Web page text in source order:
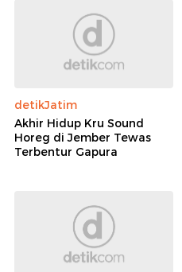
detikJatim
Akhir Hidup Kru Sound
Horeg di Jember Tewas
Terbentur Gapura